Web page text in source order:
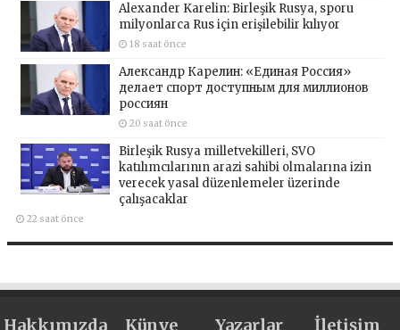
Alexander Karelin: Birleşik Rusya, sporu
milyonlarca Rus için erişilebilir kılıyor
18 saat önce
Александр Карелин: «Единая Россия»
делает спорт доступным для миллионов
россиян
20 saat önce
Birleşik Rusya milletvekilleri, SVO
katılımcılarının arazi sahibi olmalarına izin
verecek yasal düzenlemeler üzerinde
çalışacaklar
22 saat önce
Hakkımızda Künye Yazarlar İletişim